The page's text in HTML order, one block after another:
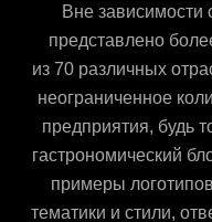
Вне зависимости
представлено
из 70 различных
неограниченное
предприятия, будь
гастрономический
примеры
тематики и стили,